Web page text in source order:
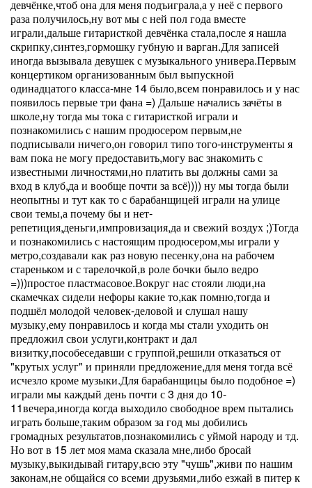
девчёнке,чтоб она для меня подъиграла,а у неё с первого
раза получилось,ну вот мы с ней пол года вместе
играли,дальше гитаристкой девчёнка стала,после я нашла
скрипку,синтез,гормошку губную и варган.Для записей
иногда вызывала девушек с музыкального универа.Первым
концертиком организованным был выпускной
одинадцатого класса-мне 14 было,всем понравилось и у нас
появилось первые три фана =) Дальше начались зачёты в
школе,ну тогда мы тока с гитаристкой играли и
познакомились с нашим продюсером первым,не
подписывали ничего,он говорил типо того-инструменты я
вам пока не могу предоставить,могу вас знакомить с
известными личностями,но платить вы должны сами за
вход в клуб,да и вообще почти за всё)))) ну мы тогда были
неопытны и тут как то с барабанщицей играли на улице
свои темы,а почему бы и нет-
репетиция,деньги,импровизация,да и свежий воздух ;)Тогда
и познакомились с настоящим продюсером,мы играли у
метро,создавали как раз новую песенку,она на рабочем
стареньком и с тарелочкой,в роле бочки было ведро
=)))простое пластмасовое.Вокруг нас стояли люди,на
скамечках сидели нефоры какие то,как помню,тогда и
подшёл молодой человек-деловой и слушал нашу
музыку,ему понравилось и когда мы стали уходить он
предложил свои услуги,контракт и дал
визитку,пособеседавши с группой,решили отказаться от
"крутых услуг" и приняли предложение,для меня тогда всё
исчезло кроме музыки.Для барабанщицы было подобное =)
играли мы каждый день почти с 3 дня до 10-
11вечера,иногда когда выходило свободное врем пытались
играть больше,таким образом за год мы добились
громадных результатов,познакомились с уймой народу и тд.
Но вот в 15 лет моя мама сказала мне,либо бросай
музыку,выкидывай гитару,всю эту "чушь",живи по нашим
законам,не общайся со всеми друзьями,либо езжай в питер к